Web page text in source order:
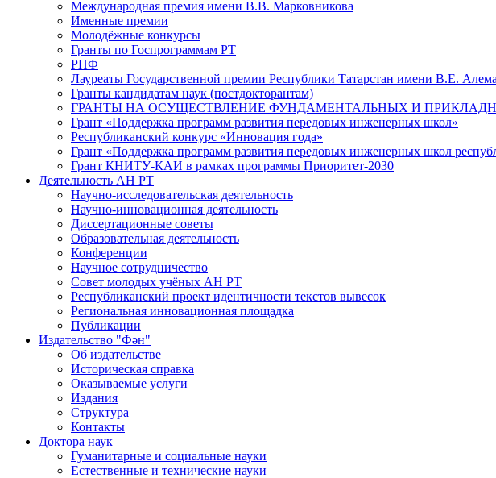
Международная премия имени В.В. Марковникова
Именные премии
Молодёжные конкурсы
Гранты по Госпрограммам РТ
РНФ
Лауреаты Государственной премии Республики Татарстан имени В.Е.
Гранты кандидатам наук (постдокторантам)
ГРАНТЫ НА ОСУЩЕСТВЛЕНИЕ ФУНДАМЕНТАЛЬНЫХ И
Грант «Поддержка программ развития передовых инженерных школ»
Республиканский конкурс «Инновация года»
Грант «Поддержка программ развития передовых инженерных школ
Грант КНИТУ-КАИ в рамках программы Приоритет-2030
Деятельность АН РТ
Научно-исследовательская деятельность
Научно-инновационная деятельность
Диссертационные советы
Образовательная деятельность
Конференции
Научное сотрудничество
Совет молодых учёных АН РТ
Республиканский проект идентичности текстов вывесок
Региональная инновационная площадка
Публикации
Издательство "Фән"
Об издательстве
Историческая справка
Оказываемые услуги
Издания
Структура
Контакты
Доктора наук
Гуманитарные и социальные науки
Естественные и технические науки